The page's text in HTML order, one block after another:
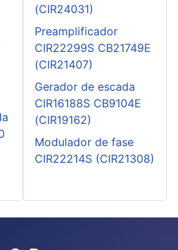
(CIR24031)
Preamplificador
CIR22299S CB21749E
(CIR21407)
Gerador de escada
CIR16188S CB9104E
(CIR19162)
Modulador de fase
CIR22214S (CIR21308)